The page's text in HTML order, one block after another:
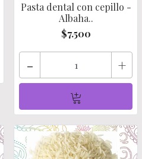
Pasta dental con cepillo -
Albaha..
$7.500
- +